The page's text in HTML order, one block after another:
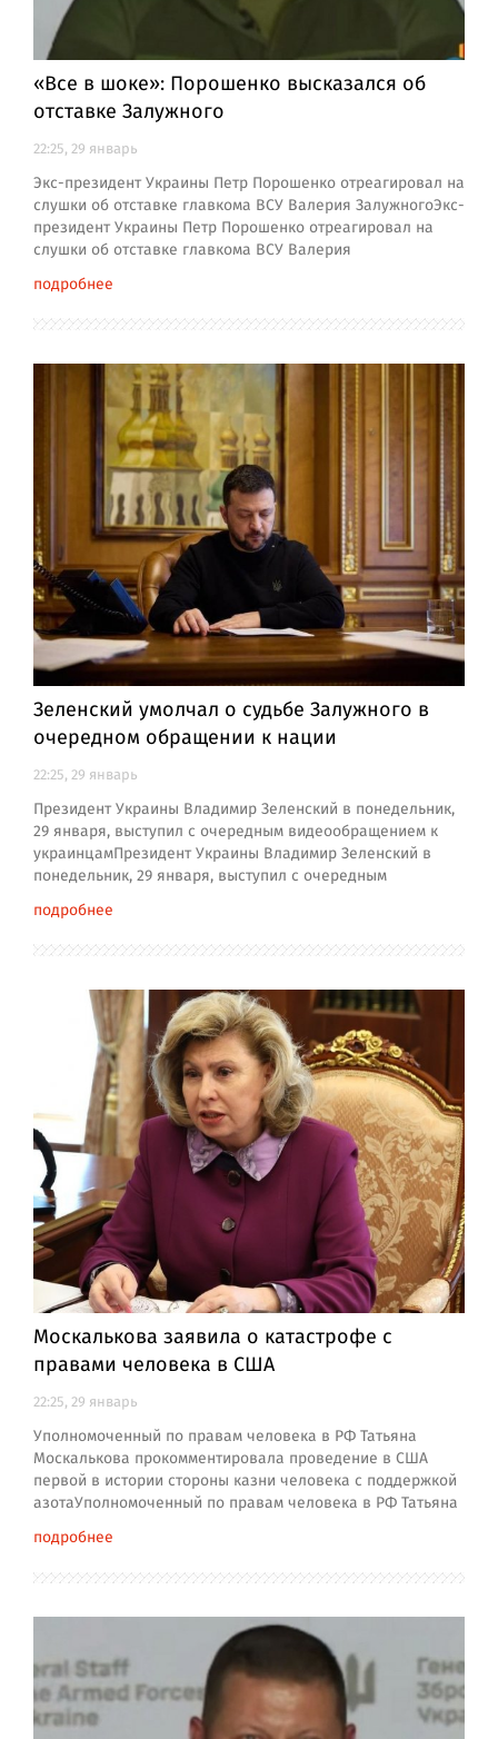
«Все в шоке»: Порошенко высказался об
отставке Залужного
22:25, 29 январь
Экс-президент Украины Петр Порошенко отреагировал на
слушки об отставке главкома ВСУ Валерия ЗалужногоЭкс-
президент Украины Петр Порошенко отреагировал на
слушки об отставке главкома ВСУ Валерия
подробнее
Зеленский умолчал о судьбе Залужного в
очередном обращении к нации
22:25, 29 январь
Президент Украины Владимир Зеленский в понедельник,
29 января, выступил с очередным видеообращением к
украинцамПрезидент Украины Владимир Зеленский в
понедельник, 29 января, выступил с очередным
подробнее
Москалькова заявила о катастрофе с
правами человека в США
22:25, 29 январь
Уполномоченный по правам человека в РФ Татьяна
Москалькова прокомментировала проведение в США
первой в истории стороны казни человека с поддержкой
азотаУполномоченный по правам человека в РФ Татьяна
подробнее